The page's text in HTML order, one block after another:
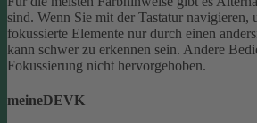
sind. Wenn Sie mit der Tastatur navigieren,
fokussierte Elemente nur durch einen
kann schwer zu erkennen sein. Andere
Fokussierung nicht hervorgehoben.
meineDEVK